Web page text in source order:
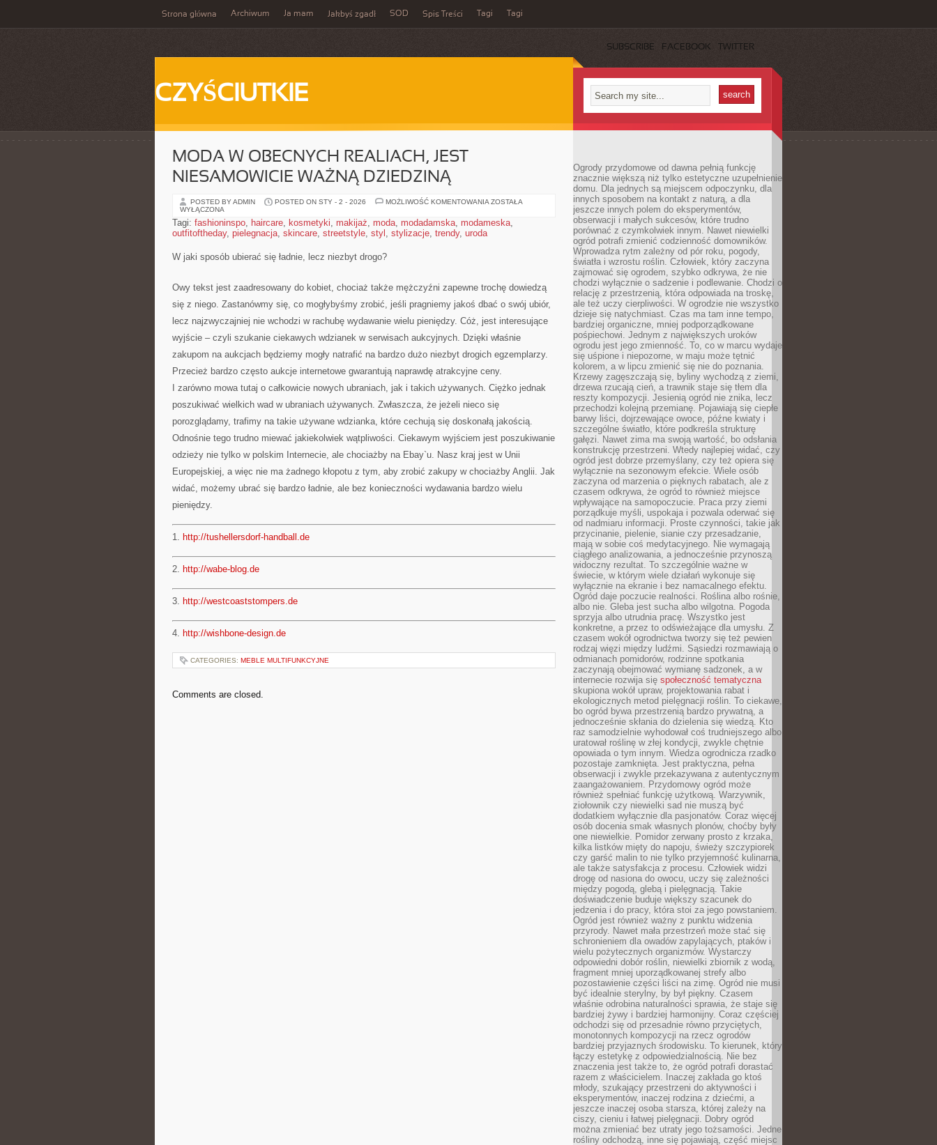
Strona główna Archiwum Ja mam Jakbyś zgadł SOD Spis Treści Tagi Tagi
SUBSCRIBE FACEBOOK TWITTER
CZYŚCIUTKIE
MODA W OBECNYCH REALIACH, JEST
NIESAMOWICIE WAŻNĄ DZIEDZINĄ
POSTED BY ADMIN POSTED ON STY - 2 - 2026 MOŻLIWOŚĆ KOMENTOWANIA MODA
REALIACH,
ZOSTAŁA
WYŁĄCZONA
Tagi: fashioninspo, haircare, kosmetyki, makijaż, moda, modadamska, modameska,
outfitoftheday, pielegnacja, skincare, streetstyle, styl , stylizacje, trendy, uroda
W jaki sposób ubierać się ładnie, lecz niezbyt drogo?
Owy tekst jest zaadresowany do kobiet, chociaż także mężczyźni zapewne trochę dowiedzą
się z niego. Zastanówmy się, co mogłybyśmy zrobić, jeśli pragniemy jakoś dbać o swój ubiór,
lecz najzwyczajniej nie wchodzi w rachubę wydawanie wielu pieniędzy. Cóż, jest interesujące
wyjście – czyli szukanie ciekawych wdzianek w serwisach aukcyjnych. Dzięki właśnie
zakupom na aukcjach będziemy mogły natrafić na bardzo dużo niezbyt drogich egzemplarzy.
Przecież bardzo często aukcje internetowe gwarantują naprawdę atrakcyjne ceny.
I zarówno mowa tutaj o całkowicie nowych ubraniach, jak i takich używanych. Ciężko jednak
poszukiwać wielkich wad w ubraniach używanych. Zwłaszcza, że jeżeli nieco się
porozglądamy, trafimy na takie używane wdzianka, które cechują się doskonałą jakością.
Odnośnie tego trudno miewać jakiekolwiek wątpliwości. Ciekawym wyjściem jest poszukiwanie
odzieży nie tylko w polskim Internecie, ale chociażby na Ebay`u. Nasz kraj jest w Unii
Europejskiej, a więc nie ma żadnego kłopotu z tym, aby zrobić zakupy w chociażby Anglii. Jak
widać, możemy ubrać się bardzo ładnie, ale bez konieczności wydawania bardzo wielu
pieniędzy.
1. http://tushellersdorf-handball.de
2. http://wabe-blog.de
3. http://westcoaststompers.de
4. http://wishbone-design.de
CATEGORIES: MEBLE MULTIFUNKCYJNE
Comments are closed.
Ogrody przydomowe od dawna pełnią funkcję
znacznie większą niż tylko estetyczne uzupełnienie
domu. Dla jednych są miejscem odpoczynku, dla
innych sposobem na kontakt z naturą, a dla
jeszcze innych polem do eksperymentów,
obserwacji i małych sukcesów, które trudno
porównać z czymkolwiek innym. Nawet niewielki
ogród potrafi zmienić codzienność domowników.
Wprowadza rytm zależny od pór roku, pogody,
światła i wzrostu roślin. Człowiek, który zaczyna
zajmować się ogrodem, szybko odkrywa, że nie
chodzi wyłącznie o sadzenie i podlewanie. Chodzi o
relację z przestrzenią, która odpowiada na troskę,
ale też uczy cierpliwości. W ogrodzie nie wszystko
dzieje się natychmiast. Czas ma tam inne tempo,
bardziej organiczne, mniej podporządkowane
pośpiechowi. Jednym z największych uroków
ogrodu jest jego zmienność. To, co w marcu wydaje
się uśpione i niepozorne, w maju może tętnić
kolorem, a w lipcu zmienić się nie do poznania.
Krzewy zagęszczają się, byliny wychodzą z ziemi,
drzewa rzucają cień, a trawnik staje się tłem dla
reszty kompozycji. Jesienią ogród nie znika, lecz
przechodzi kolejną przemianę. Pojawiają się ciepłe
barwy liści, dojrzewające owoce, późne kwiaty i
szczególne światło, które podkreśla strukturę
gałęzi. Nawet zima ma swoją wartość, bo odsłania
konstrukcję przestrzeni. Wtedy najlepiej widać, czy
ogród jest dobrze przemyślany, czy też opiera się
wyłącznie na sezonowym efekcie. Wiele osób
zaczyna od marzenia o pięknych rabatach, ale z
czasem odkrywa, że ogród to również miejsce
wpływające na samopoczucie. Praca przy ziemi
porządkuje myśli, uspokaja i pozwala oderwać się
od nadmiaru informacji. Proste czynności, takie jak
przycinanie, pielenie, sianie czy przesadzanie,
mają w sobie coś medytacyjnego. Nie wymagają
ciągłego analizowania, a jednocześnie przynoszą
widoczny rezultat. To szczególnie ważne w
świecie, w którym wiele działań wykonuje się
wyłącznie na ekranie i bez namacalnego efektu.
Ogród daje poczucie realności. Roślina albo rośnie,
albo nie. Gleba jest sucha albo wilgotna. Pogoda
sprzyja albo utrudnia pracę. Wszystko jest
konkretne, a przez to odświeżające dla umysłu. Z
czasem wokół ogrodnictwa tworzy się też pewien
rodzaj więzi między ludźmi. Sąsiedzi rozmawiają o
odmianach pomidorów, rodzinne spotkania
zaczynają obejmować wymianę sadzonek, a w
internecie rozwija się społeczność tematyczna
skupiona wokół upraw, projektowania rabat i
ekologicznych metod pielęgnacji roślin. To ciekawe,
bo ogród bywa przestrzenią bardzo prywatną, a
jednocześnie skłania do dzielenia się wiedzą. Kto
raz samodzielnie wyhodował coś trudniejszego albo
uratował roślinę w złej kondycji, zwykle chętnie
opowiada o tym innym. Wiedza ogrodnicza rzadko
pozostaje zamknięta. Jest praktyczna, pełna
obserwacji i zwykle przekazywana z autentycznym
zaangażowaniem. Przydomowy ogród może
również spełniać funkcję użytkową. Warzywnik,
ziołownik czy niewielki sad nie muszą być
dodatkiem wyłącznie dla pasjonatów. Coraz więcej
osób docenia smak własnych plonów, choćby były
one niewielkie. Pomidor zerwany prosto z krzaka,
kilka listków mięty do napoju, świeży szczypiorek
czy garść malin to nie tylko przyjemność kulinarna,
ale także satysfakcja z procesu. Człowiek widzi
drogę od nasiona do owocu, uczy się zależności
między pogodą, glebą i pielęgnacją. Takie
doświadczenie buduje większy szacunek do
jedzenia i do pracy, która stoi za jego powstaniem.
Ogród jest również ważny z punktu widzenia
przyrody. Nawet mała przestrzeń może stać się
schronieniem dla owadów zapylających, ptaków i
wielu pożytecznych organizmów. Wystarczy
odpowiedni dobór roślin, niewielki zbiornik z wodą,
fragment mniej uporządkowanej strefy albo
pozostawienie części liści na zimę. Ogród nie musi
być idealnie sterylny, by był piękny. Czasem
właśnie odrobina naturalności sprawia, że staje się
bardziej żywy i bardziej harmonijny. Coraz częściej
odchodzi się od przesadnie równo przyciętych,
monotonnych kompozycji na rzecz ogrodów
bardziej przyjaznych środowisku. To kierunek, który
łączy estetykę z odpowiedzialnością. Nie bez
znaczenia jest także to, że ogród potrafi dorastać
razem z właścicielem. Inaczej zakłada go ktoś
młody, szukający przestrzeni do aktywności i
eksperymentów, inaczej rodzina z dziećmi, a
jeszcze inaczej osoba starsza, której zależy na
ciszy, cieniu i łatwej pielęgnacji. Dobry ogród
można zmieniać bez utraty jego tożsamości. Jedne
rośliny odchodzą, inne się pojawiają, część miejsc